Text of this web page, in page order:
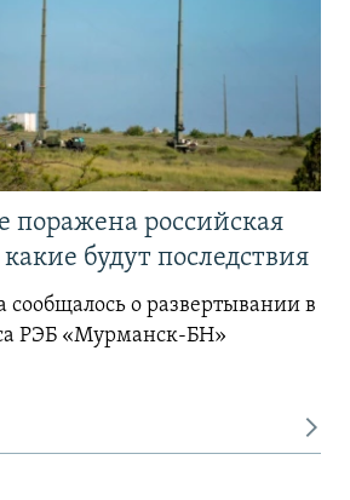
поражена российская
будут последствия
сообщалось о развертывании в
РЭБ «Мурманск-БН»